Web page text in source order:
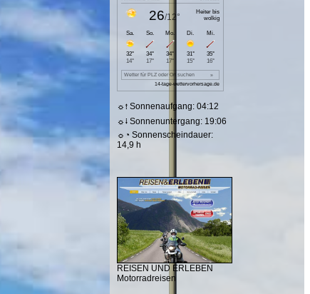
☼⭫ Sonnenaufgang: 04:12
☼⭭ Sonnenuntergang: 19:06
☼◔ Sonnenscheindauer:
14,9 h
REISEN UND ERLEBEN
Motorradreisen